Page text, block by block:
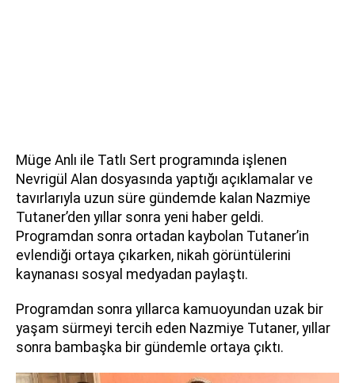
Müge Anlı ile Tatlı Sert programında işlenen
Nevrigül Alan dosyasında yaptığı açıklamalar ve
tavırlarıyla uzun süre gündemde kalan Nazmiye
Tutaner’den yıllar sonra yeni haber geldi.
Programdan sonra ortadan kaybolan Tutaner’in
evlendiği ortaya çıkarken, nikah görüntülerini
kaynanası sosyal medyadan paylaştı.
Programdan sonra yıllarca kamuoyundan uzak bir
yaşam sürmeyi tercih eden Nazmiye Tutaner, yıllar
sonra bambaşka bir gündemle ortaya çıktı.